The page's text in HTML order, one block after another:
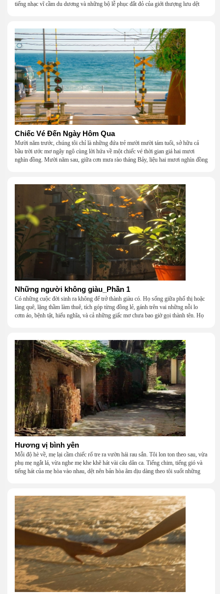
tiếng nhạc vĩ cầm du dương và những bộ lễ phục đắt đỏ của giới thượng lưu dệt
Chiếc Vé Đến Ngày Hôm Qua
Mười năm trước, chúng tôi chỉ là những đứa trẻ mười mười tám tuổi, sở hữu cả
bầu trời ước mơ ngây ngô cùng lời hứa về một chiếc vé thời gian giá hai mươi
nghìn đồng. Mười năm sau, giữa cơn mưa rào tháng Bảy, liệu hai mươi nghìn đồng
Những người không giàu_Phần 1
Có những cuộc đời sinh ra không để trở thành giàu có. Họ sống giữa phố thị hoặc
làng quê, lặng thầm làm thuê, tích góp từng đồng lẻ, gánh trên vai những nỗi lo
cơm áo, bệnh tật, hiếu nghĩa, và cả những giấc mơ chưa bao giờ gọi thành tên. Họ
một mái nhà bằng lòng thương, bằng sự nhẫn nại và một niềm tin cũ kỹ rằng: dẫu
nghèo đến đâu, cũng còn có nhau để quay về.
Hương vị bình yên
Mỗi độ hè về, mẹ lại cầm chiếc rổ tre ra vườn hái rau sắn. Tôi lon ton theo sau, vừa
phụ mẹ ngắt lá, vừa nghe mẹ khe khẽ hát vài câu dân ca. Tiếng chim, tiếng gió và
tiếng hát của mẹ hòa vào nhau, dệt nên bản hòa âm dịu dàng theo tôi suốt những